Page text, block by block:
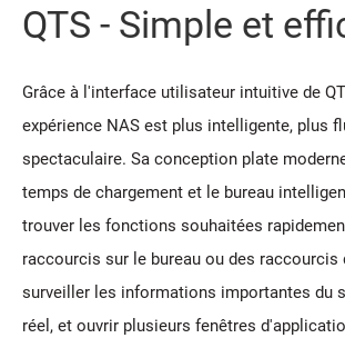
QTS - Simple et
Grâce à l'interface utilisateur intuitive de
expérience NAS est plus intelligente, plus
spectaculaire. Sa conception plate
temps de chargement et le bureau
trouver les fonctions souhaitées
raccourcis sur le bureau ou des raccourcis
surveiller les informations importantes du
réel, et ouvrir plusieurs fenêtres